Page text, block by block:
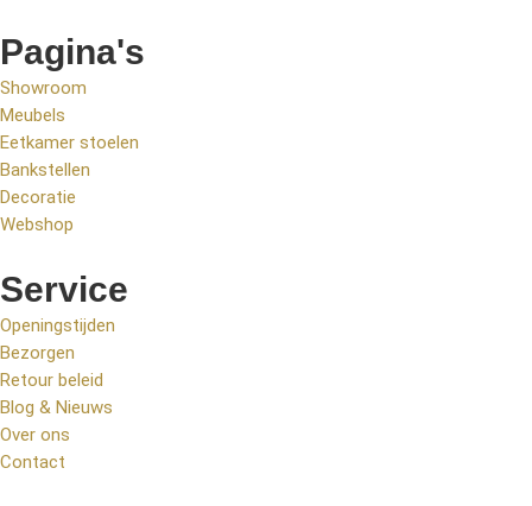
Pagina's
Showroom
Meubels
Eetkamer stoelen
Bankstellen
Decoratie
Webshop
Service
Openingstijden
Bezorgen
Retour beleid
Blog & Nieuws
Over ons
Contact